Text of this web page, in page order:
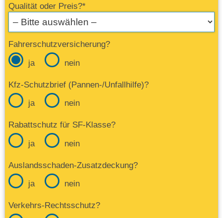
Qualität oder Preis?*
Fahrerschutzversicherung?
ja
nein
Kfz-Schutzbrief (Pannen-/Unfallhilfe)?
ja
nein
Rabattschutz für SF-Klasse?
ja
nein
Auslandsschaden-Zusatzdeckung?
ja
nein
Verkehrs-Rechtsschutz?